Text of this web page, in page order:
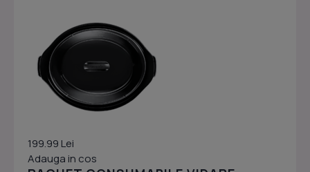
199.99 Lei
Adauga in cos